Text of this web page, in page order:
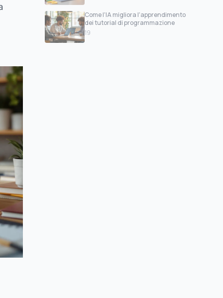
Come l'IA migliora l'apprendimento
dei tutorial di programmazione
19